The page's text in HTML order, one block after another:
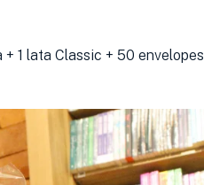
1 lata Classic + 50 envelopes